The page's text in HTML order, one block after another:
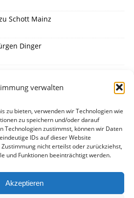
verwalten
zu bieten, verwenden wir Technologien wie
zu speichern und/oder darauf
Technologien zustimmst, können wir Daten
IDs auf dieser Website
nicht erteilst oder zurückziehst,
und Funktionen beeinträchtigt werden.
Akzeptieren
Schott Mainz
Dinger
tickt Björn!
mit später Niederlage